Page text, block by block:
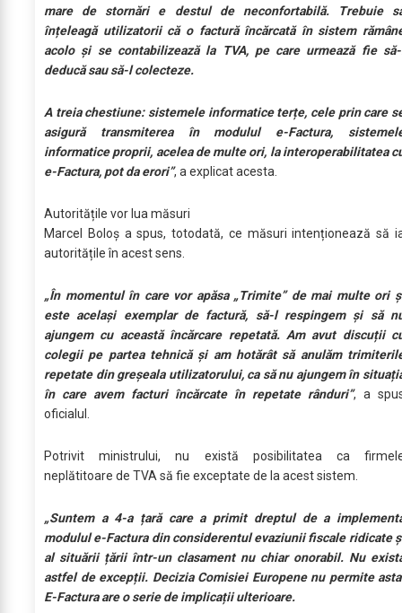
mare de stornări e destul de neconfortabilă. Trebuie
înțeleagă utilizatorii că o factură încărcată în sistem
acolo și se contabilizează la TVA, pe care urmează fie
deducă sau să-l colecteze.
A treia chestiune: sistemele informatice terțe, cele prin care
asigură transmiterea în modulul e-Factura,
informatice proprii, acelea de multe ori, la interoperabilitatea
e-Factura, pot da erori”, a explicat acesta.
Autoritățile vor lua măsuri
Marcel Boloș a spus, totodată, ce măsuri intenționează să
autoritățile în acest sens.
„În momentul în care vor apăsa „Trimite” de mai multe ori
este același exemplar de factură, să-l respingem și să
ajungem cu această încărcare repetată. Am avut discuții
colegii pe partea tehnică și am hotărât să anulăm
repetate din greșeala utilizatorului, ca să nu ajungem în
în care avem facturi încărcate în repetate rânduri”, a
oficialul.
Potrivit ministrului, nu există posibilitatea ca
neplătitoare de TVA să fie exceptate de la acest sistem.
„Suntem a 4-a țară care a primit dreptul de a
modulul e-Factura din considerentul evaziunii fiscale ridicate
al situării țării într-un clasament nu chiar onorabil. Nu
astfel de excepții. Decizia Comisiei Europene nu permite
E-Factura are o serie de implicații ulterioare.